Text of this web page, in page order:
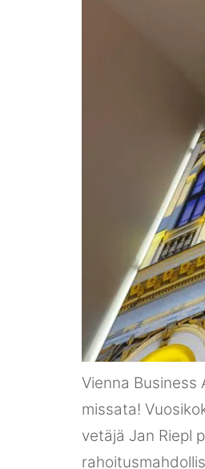
Vienna Business
missata!
vetäjä Jan Riepl